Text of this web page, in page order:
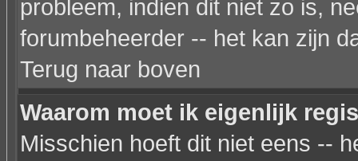
probleem, indien dit niet zo is,
forumbeheerder -- het kan zijn
Terug naar boven
Waarom moet ik eigenlijk
Misschien hoeft dit niet eens --